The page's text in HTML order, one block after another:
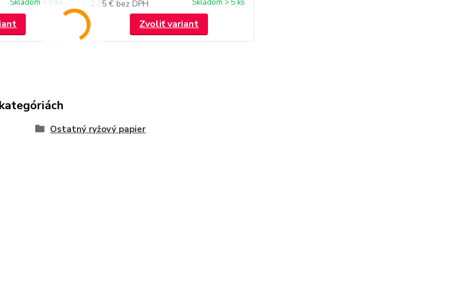
Skladom > 5 ks
2,75 € bez DPH Skladom > 5 ks
Zvoliť variant
Ostatný ryžový papier